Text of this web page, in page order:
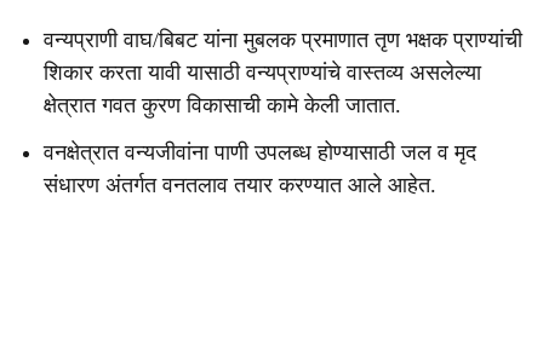
वन्यप्राणी वाघ/बिबट यांना मुबलक प्रमाणात तृण भक्षक प्राण्यांची
शिकार करता यावी यासाठी वन्यप्राण्यांचे वास्तव्य असलेल्या
क्षेत्रात गवत कुरण विकासाची कामे केली जातात.
वनक्षेत्रात वन्यजीवांना पाणी उपलब्ध होण्यासाठी जल व मृद
संधारण अंतर्गत वनतलाव तयार करण्यात आले आहेत.